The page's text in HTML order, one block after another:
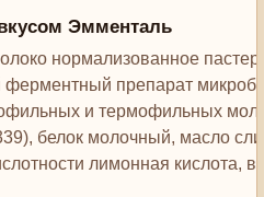
Эмменталь
нормализованное
препарат
и термофильных
белок молочный, масло
лимонная кислота,